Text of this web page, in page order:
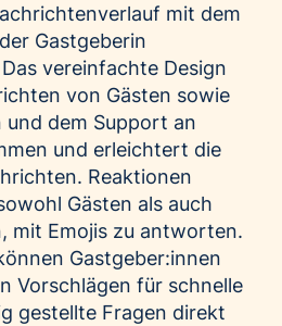
mit dem
Gastgeberin
vereinfachte Design
von Gästen sowie
und dem Support an
und erleichtert die
Reaktionen
Gästen als auch
mit Emojis zu antworten.
Gastgeber:innen
Vorschlägen für schnelle
gestellte Fragen direkt